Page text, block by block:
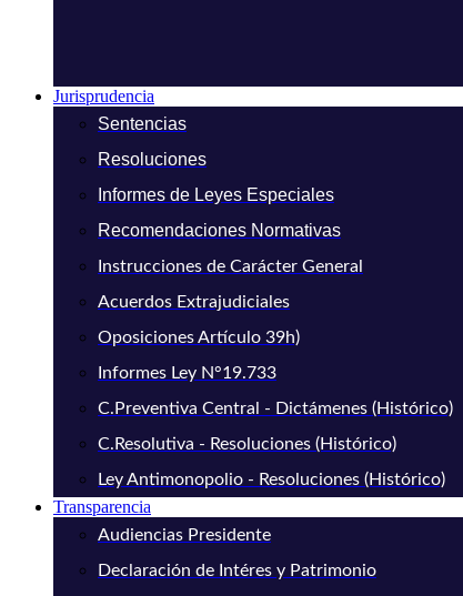
Jurisprudencia
Sentencias
Resoluciones
Informes de Leyes Especiales
Recomendaciones Normativas
Instrucciones de Carácter General
Acuerdos Extrajudiciales
Oposiciones Artículo 39h)
Informes Ley N°19.733
C.Preventiva Central - Dictámenes (Histórico)
C.Resolutiva - Resoluciones (Histórico)
Ley Antimonopolio - Resoluciones (Histórico)
Transparencia
Audiencias Presidente
Declaración de Intéres y Patrimonio